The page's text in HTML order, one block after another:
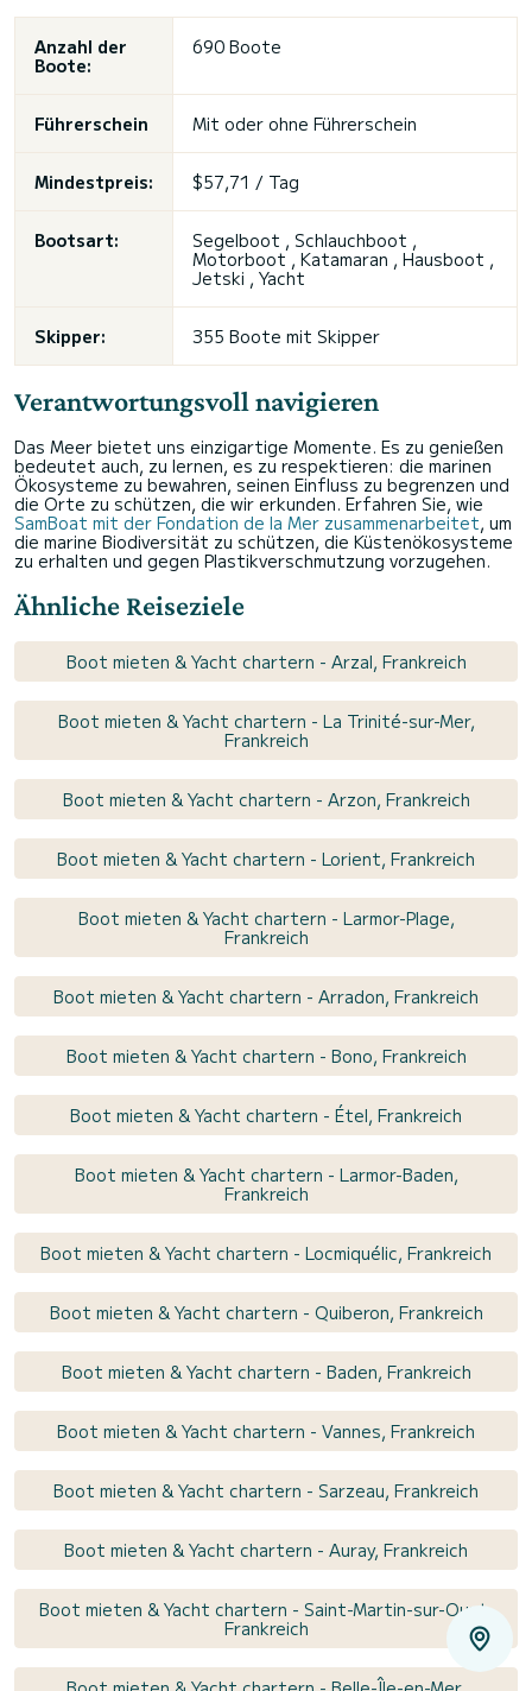
Anzahl der
Boote:
690 Boote
Führerschein Mit oder ohne Führerschein
Mindestpreis: $57,71 / Tag
Bootsart:
Segelboot , Schlauchboot ,
Motorboot , Katamaran , Hausboot ,
Jetski , Yacht
Skipper: 355 Boote mit Skipper
Verantwortungsvoll navigieren
Das Meer bietet uns einzigartige Momente. Es zu genießen
bedeutet auch, zu lernen, es zu respektieren: die marinen
Ökosysteme zu bewahren, seinen Einfluss zu begrenzen und
die Orte zu schützen, die wir erkunden. Erfahren Sie, wie
SamBoat mit der Fondation de la Mer zusammenarbeitet, um
die marine Biodiversität zu schützen, die Küstenökosysteme
zu erhalten und gegen Plastikverschmutzung vorzugehen.
Ähnliche Reiseziele
Boot mieten & Yacht chartern - Arzal, Frankreich
Boot mieten & Yacht chartern - La Trinité-sur-Mer,
Frankreich
Boot mieten & Yacht chartern - Arzon, Frankreich
Boot mieten & Yacht chartern - Lorient, Frankreich
Boot mieten & Yacht chartern - Larmor-Plage,
Frankreich
Boot mieten & Yacht chartern - Arradon, Frankreich
Boot mieten & Yacht chartern - Bono, Frankreich
Boot mieten & Yacht chartern - Étel, Frankreich
Boot mieten & Yacht chartern - Larmor-Baden,
Frankreich
Boot mieten & Yacht chartern - Locmiquélic, Frankreich
Boot mieten & Yacht chartern - Quiberon, Frankreich
Boot mieten & Yacht chartern - Baden, Frankreich
Boot mieten & Yacht chartern - Vannes, Frankreich
Boot mieten & Yacht chartern - Sarzeau, Frankreich
Boot mieten & Yacht chartern - Auray, Frankreich
Boot mieten & Yacht chartern - Saint-Martin-sur-Oust,
Frankreich